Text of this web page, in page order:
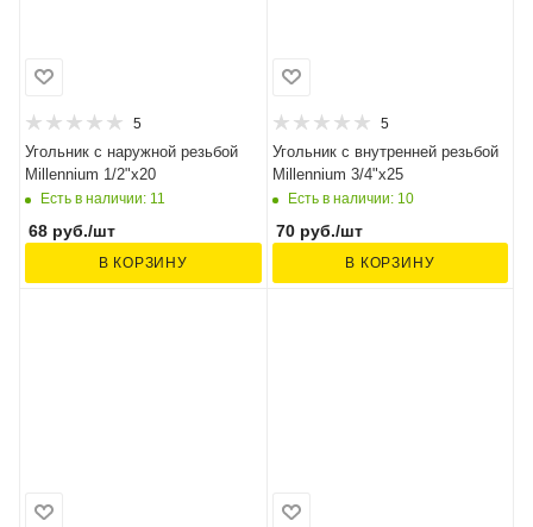
5
Угольник с наружной резьбой
Millennium 1/2"x20
Есть в наличии: 11
68 руб./шт
В КОРЗИНУ
5
Угольник с внутренней резьбой
Millennium 3/4"x25
Есть в наличии: 10
70руб./шт
В КОРЗИНУ